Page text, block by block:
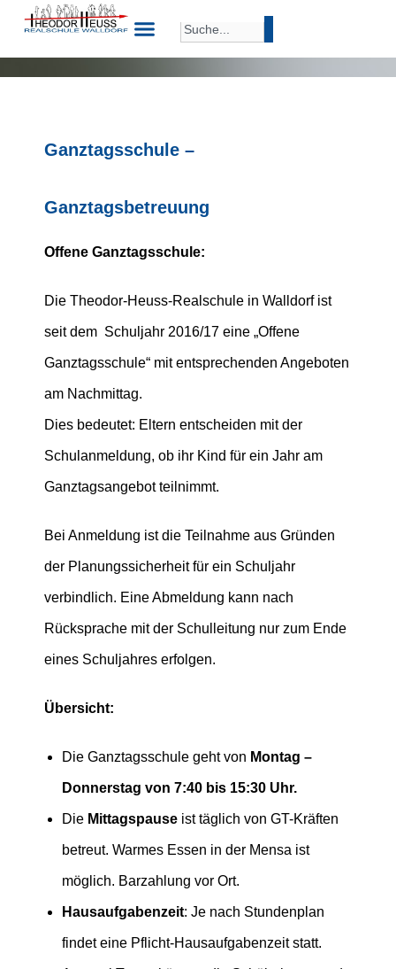
Ganztagsschule –
Ganztagsbetreuung
Offene Ganztagsschule:
Die Theodor-Heuss-Realschule in Walldorf ist
seit dem Schuljahr 2016/17 eine „Offene
Ganztagsschule“ mit entsprechenden Angeboten
am Nachmittag.
Dies bedeutet: Eltern entscheiden mit der
Schulanmeldung, ob ihr Kind für ein Jahr am
Ganztagsangebot teilnimmt.
Bei Anmeldung ist die Teilnahme aus Gründen
der Planungssicherheit für ein Schuljahr
verbindlich. Eine Abmeldung kann nach
Rücksprache mit der Schulleitung nur zum Ende
eines Schuljahres erfolgen.
Übersicht:
Die Ganztagsschule geht von Montag –
Donnerstag von 7:40 bis 15:30 Uhr.
Die Mittagspause ist täglich von GT-Kräften
betreut. Warmes Essen in der Mensa ist
möglich. Barzahlung vor Ort.
Hausaufgabenzeit: Je nach Stundenplan
findet eine Pflicht-Hausaufgabenzeit statt.